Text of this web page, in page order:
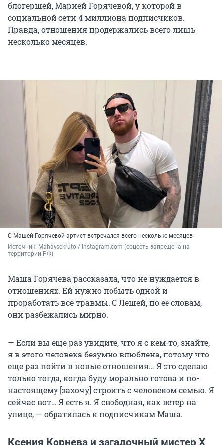
блогершей, Марией Горячевой, у которой в
социальной сети 4 миллиона подписчиков.
Правда, отношения продержались всего лишь
несколько месяцев.
С Машей Горячевой артист встречался всего несколько месяцев
Источник: Mahavsekruto / Instagram.com (соцсеть запрещена на
территории РФ)
Маша Горячева рассказала, что не нуждается в
отношениях. Ей нужно побыть одной и
проработать все травмы. С Лешей, по ее словам,
они разбежались мирно.
— Если вы еще раз увидите, что я с кем-то, знайте,
я в этого человека безумно влюблена, потому что
еще раз пойти в новые отношения… Я это сделаю
только тогда, когда буду морально готова и по-
настоящему [захочу] строить с человеком семью. Я
сейчас вот… Я есть я. Я свободная, как ветер на
улице, — обратилась к подписчикам Маша.
Ксения Корнева и загадочный мистер Х